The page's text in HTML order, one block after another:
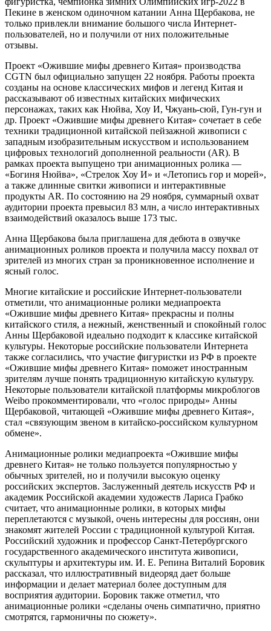
Пекине в женском одиночном катании Анна Щербакова, не
только привлекли внимание большого числа Интернет-
пользователей, но и получили от них положительные
отзывы.
Проект «Ожившие мифы древнего Китая» производства
CGTN был официально запущен 22 ноября. Работы проекта
созданы на основе классических мифов и легенд Китая и
рассказывают об известных китайских мифических
персонажах, таких как Нюйва, Хоу И, Чжуань-сюй, Гун-гун и
др. Проект «Ожившие мифы древнего Китая» сочетает в себе
техники традиционной китайской пейзажной живописи с
западным изобразительным искусством и использованием
цифровых технологий дополненной реальности (AR). В
рамках проекта выпущено три анимационных ролика —
«Богиня Нюйва», «Стрелок Хоу И» и «Летопись гор и морей»,
а также длинные свитки живописи и интерактивные
продукты AR. По состоянию на 29 ноября, суммарный охват
аудитории проекта превысил 83 млн, а число интерактивных
взаимодействий оказалось выше 173 тыс.
Анна Щербакова была приглашена для дебюта в озвучке
анимационных роликов проекта и получила массу похвал от
зрителей из многих стран за проникновенное исполнение и
ясный голос.
Многие китайские и российские Интернет-пользователи
отметили, что анимационные ролики медиапроекта
«Ожившие мифы древнего Китая» прекрасны и полны
китайского стиля, а нежный, женственный и спокойный голос
Анны Щербаковой идеально подходит к классике китайской
культуры. Некоторые российские пользователи Интернета
также согласились, что участие фигуристки из РФ в проекте
«Ожившие мифы древнего Китая» поможет иностранным
зрителям лучше понять традиционную китайскую культуру.
Некоторые пользователи китайской платформы микроблогов
Weibo прокомментировали, что «голос природы» Анны
Щербаковой, читающей «Ожившие мифы древнего Китая»,
стал «связующим звеном в китайско-российском культурном
обмене».
Анимационные ролики медиапроекта «Ожившие мифы
древнего Китая» не только пользуется популярностью у
обычных зрителей, но и получили высокую оценку
российских экспертов. Заслуженный деятель искусств РФ и
академик Российской академии художеств Лариса Грабко
считает, что анимационные ролики, в которых мифы
переплетаются с музыкой, очень интересны для россиян, они
знакомят жителей России с традиционной культурой Китая.
Российский художник и профессор Санкт-Петербургского
государственного академического института живописи,
скульптуры и архитектуры им. И. Е. Репина Виталий Боровик
рассказал, что иллюстративный видеоряд дает больше
информации и делает материал более доступным для
восприятия аудитории. Боровик также отметил, что
анимационные ролики «сделаны очень симпатично, приятно
смотрятся, гармоничны по сюжету».